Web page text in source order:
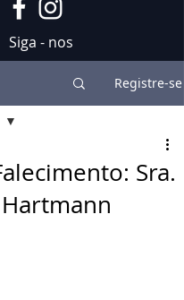
Siga - nos
Registre-se
Sra.